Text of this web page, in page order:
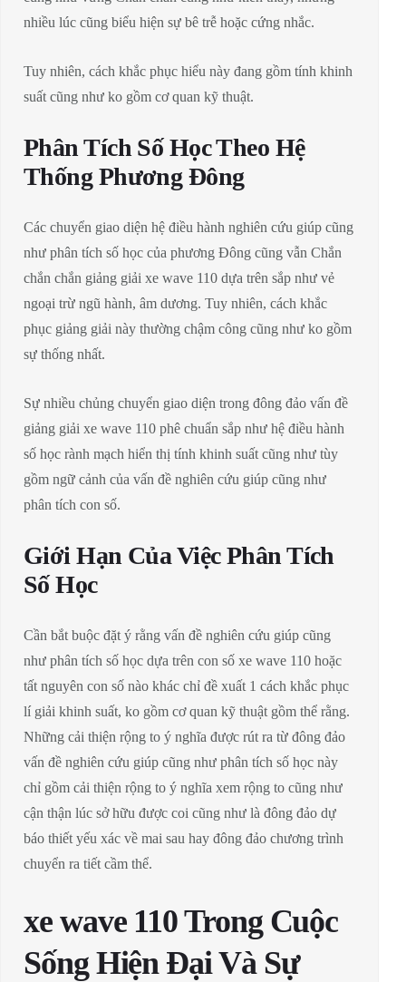
nhiều lúc cũng biểu hiện sự bê trễ hoặc cứng nhắc.
Tuy nhiên, cách khắc phục hiểu này đang gồm tính khinh
suất cũng như ko gồm cơ quan kỹ thuật.
Phân Tích Số Học Theo Hệ
Thống Phương Đông
Các chuyển giao diện hệ điều hành nghiên cứu giúp cũng
như phân tích số học của phương Đông cũng vẫn Chắn
chắn chắn giảng giải xe wave 110 dựa trên sắp như vẻ
ngoại trừ ngũ hành, âm dương. Tuy nhiên, cách khắc
phục giảng giải này thường chậm công cũng như ko gồm
sự thống nhất.
Sự nhiều chủng chuyển giao diện trong đông đảo vấn đề
giảng giải xe wave 110 phê chuẩn sắp như hệ điều hành
số học rành mạch hiển thị tính khinh suất cũng như tùy
gồm ngữ cảnh của vấn đề nghiên cứu giúp cũng như
phân tích con số.
Giới Hạn Của Việc Phân Tích
Số Học
Cần bắt buộc đặt ý rằng vấn đề nghiên cứu giúp cũng
như phân tích số học dựa trên con số xe wave 110 hoặc
tất nguyên con số nào khác chỉ đề xuất 1 cách khắc phục
lí giải khinh suất, ko gồm cơ quan kỹ thuật gồm thể rằng.
Những cải thiện rộng to ý nghĩa được rút ra từ đông đảo
vấn đề nghiên cứu giúp cũng như phân tích số học này
chỉ gồm cải thiện rộng to ý nghĩa xem rộng to cũng như
cận thận lúc sở hữu được coi cũng như là đông đảo dự
báo thiết yếu xác về mai sau hay đông đảo chương trình
chuyển ra tiết cầm thể.
xe wave 110 Trong Cuộc
Sống Hiện Đại Và Sự